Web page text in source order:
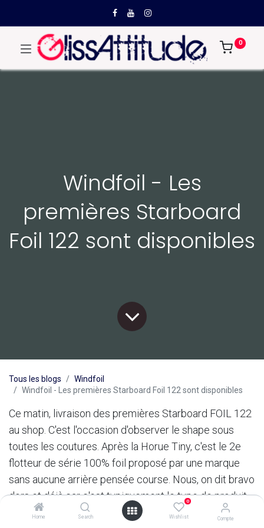
Home Search
0
Wishlist Compte
0
Windfoil - Les
premières Starboard
Foil 122 sont disponibles
Tous les blogs
Windfoil
Windfoil - Les premières Starboard Foil 122 sont disponibles
Ce matin, livraison des premières Starboard FOIL 122
au shop. C'est l'occasion d'observer le shape sous
toutes les coutures. Après la Horue Tiny, c'est le 2e
flotteur de série 100% foil proposé par une marque
sans aucune arrière pensée course. Nous, on dit bravo
dors et déjà car c'est typiquement le type de produit
dont le marché à besoin pour démocratiser le foil en